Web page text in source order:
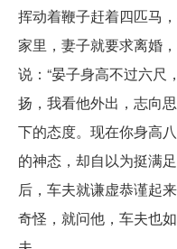
挥动着鞭子赶着四匹马
家里，妻子就要求离婚
说：“晏子身高不过六尺
扬，我看他外出，志向
下的态度。现在你身高
的神态，却自以为挺满
后，车夫就谦虚恭谨起
奇怪，就问他，车夫也